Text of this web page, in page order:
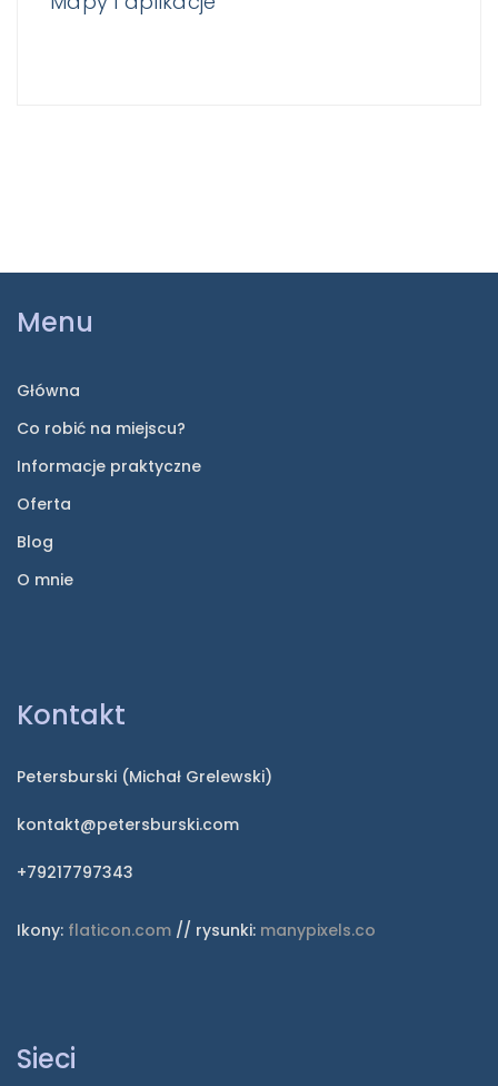
Menu
Główna
Co robić na miejscu?
Informacje praktyczne
Oferta
Blog
O mnie
Kontakt
Petersburski (Michał Grelewski)
kontakt@petersburski.com
+79217797343
Ikony: flaticon.com // rysunki: manypixels.co
Sieci